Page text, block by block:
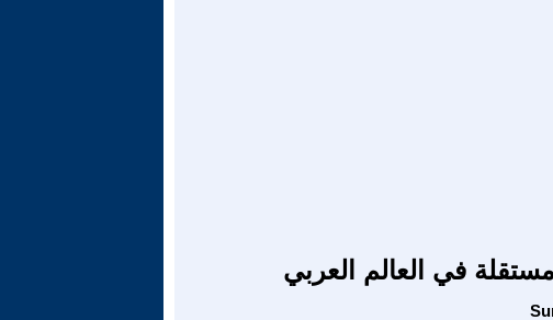
في العالم العربي